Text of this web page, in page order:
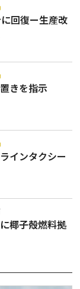
回復ー生産改
きを指示
インタクシー
椰子殻燃料拠